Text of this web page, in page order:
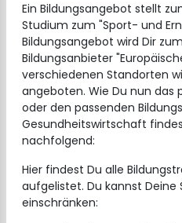
Ein Bildungsangebot stellt
Studium zum "Sport- und
Bildungsangebot wird Dir
Bildungsanbieter
verschiedenen Standorten
angeboten. Wie Du nun das
oder den passenden
Gesundheitswirtschaft
nachfolgend:
Hier findest Du alle
aufgelistet. Du kannst Deine
einschränken: